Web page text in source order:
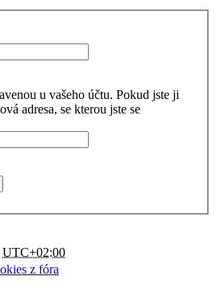
u vašeho účtu. Pokud jste ji
adresa, se kterou jste se
UTC+02:00
z fóra